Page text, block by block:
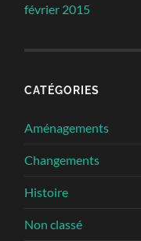
février 2015
CATÉGORIES
Aménagements
Changements
Histoire
Non classé